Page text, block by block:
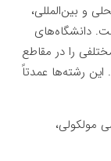
و بین‌المللی،
دانشگاه‌های
را در مقاطع
این رشته‌ها عمدتاً
مولکولی،